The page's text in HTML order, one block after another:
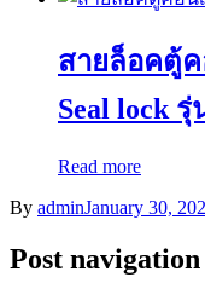
สายล็อคตู้ค
Seal lock รุ่
Read more
By adminJanuary 30,
Post navigation